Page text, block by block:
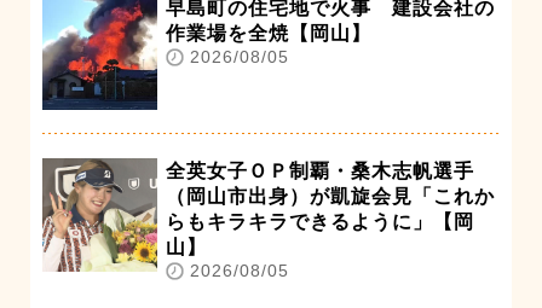
早島町の住宅地で火事 建設会社の
作業場を全焼【岡山】
2026/08/05
全英女子ＯＰ制覇・桑木志帆選手
（岡山市出身）が凱旋会見「これか
らもキラキラできるように」【岡
山】
2026/08/05